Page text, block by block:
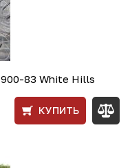
83 White Hills
КУПИТЬ